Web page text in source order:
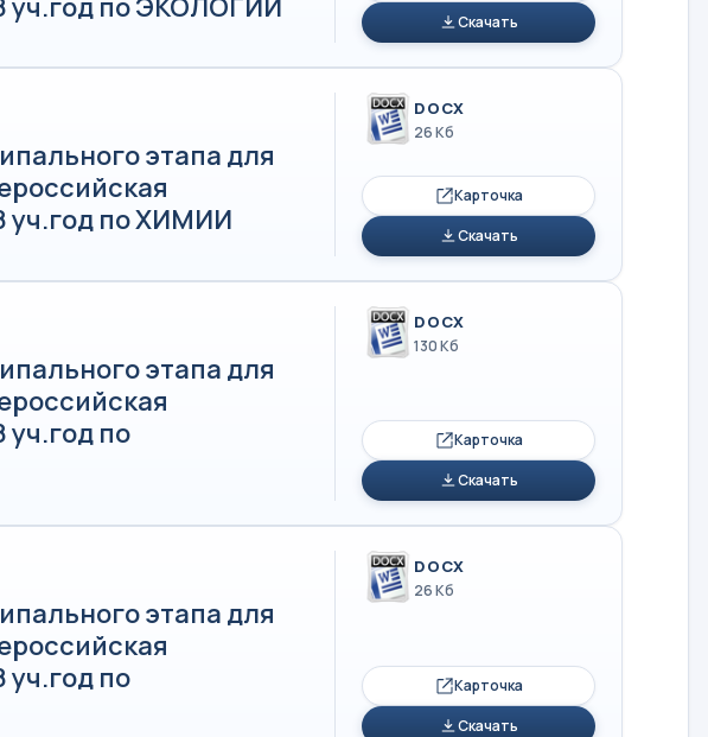
Скачать
этапа для
уч.год по ХИМИИ
DOCX
26 Кб
Карточка
Скачать
этапа для
по
DOCX
130 Кб
Карточка
Скачать
этапа для
по
DOCX
26 Кб
Карточка
Скачать